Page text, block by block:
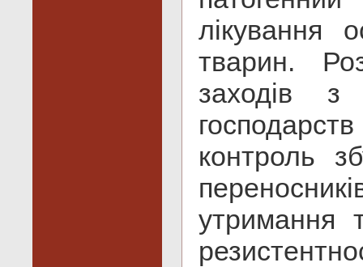
лікування
тварин.
заходів з
контроль
утримання